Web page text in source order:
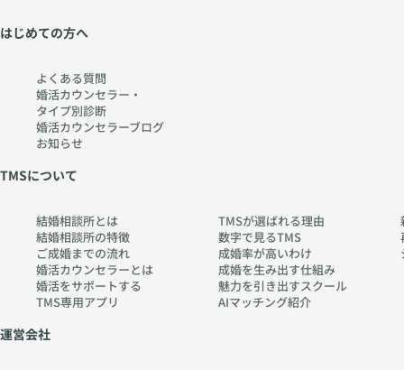
はじめての方へ
よくある質問
婚活カウンセラー・
タイプ別診断
婚活カウンセラーブログ
お知らせ
TMSについて
結婚相談所とは
結婚相談所の特徴
ご成婚までの流れ
婚活カウンセラーとは
婚活をサポートする
TMS専用アプリ
TMSが選ばれる理由
数字で見るTMS
成婚率が高いわけ
成婚を生み出す仕組み
魅力を引き出すスクール
AIマッチング紹介
運営会社